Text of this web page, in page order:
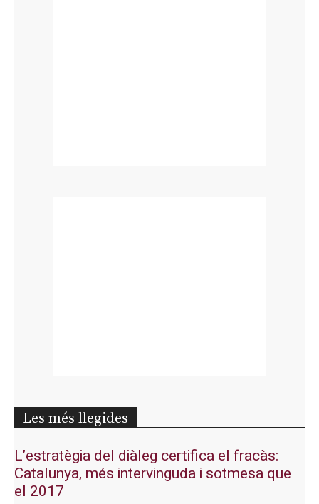
Les més llegides
L’estratègia del diàleg certifica el fracàs:
Catalunya, més intervinguda i sotmesa que
el 2017